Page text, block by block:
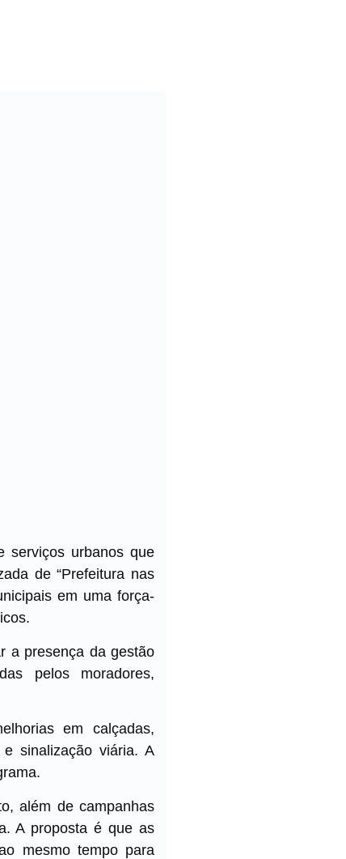
serviços urbanos que
de “Prefeitura nas
em uma força-
a presença da gestão
pelos moradores,
em calçadas,
sinalização viária. A
além de campanhas
A proposta é que as
mesmo tempo para